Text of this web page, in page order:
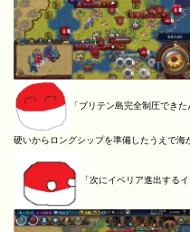
「ブリテン島完全制圧でき
硬いからロングシップを準備したうえで海
「次にイベリア進出するイ